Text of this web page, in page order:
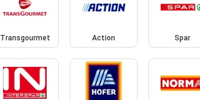
Transgourmet Action Spar